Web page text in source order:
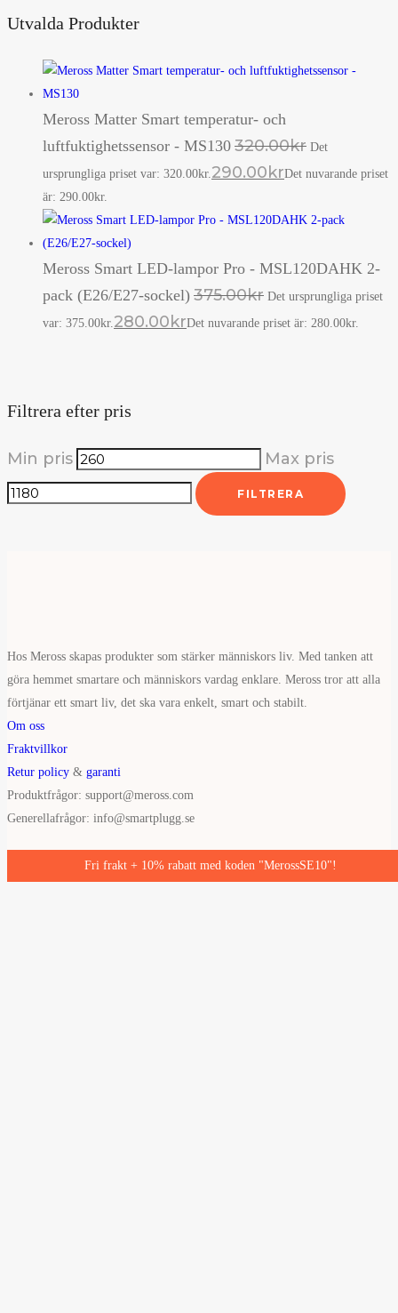
Fri frakt + 10% rabatt med koden "MerossSE10"!
Utvalda Produkter
Meross Matter Smart temperatur- och
luftfuktighetssensor - MS130 320.00kr Det
ursprungliga priset var: 320.00kr.290.00 krDet nuvarande priset
är: 290.00kr.
Meross Smart LED-lampor Pro - MSL120DAHK 2-
pack (E26/E27-sockel) 375.00kr Det ursprungliga priset
var: 375.00kr.280.00 krDet nuvarande priset är: 280.00kr.
Filtrera efter pris
Min pris Max pris
FILTRERA
Hos Meross skapas produkter som stärker människors liv. Med tanken att
göra hemmet smartare och människors vardag enklare. Meross tror att alla
förtjänar ett smart liv, det ska vara enkelt, smart och stabilt.
Om oss
Fraktvillkor
Retur policy & garanti
Produktfrågor: support@meross.com
Generellafrågor: info@smartplugg.se
Youtube